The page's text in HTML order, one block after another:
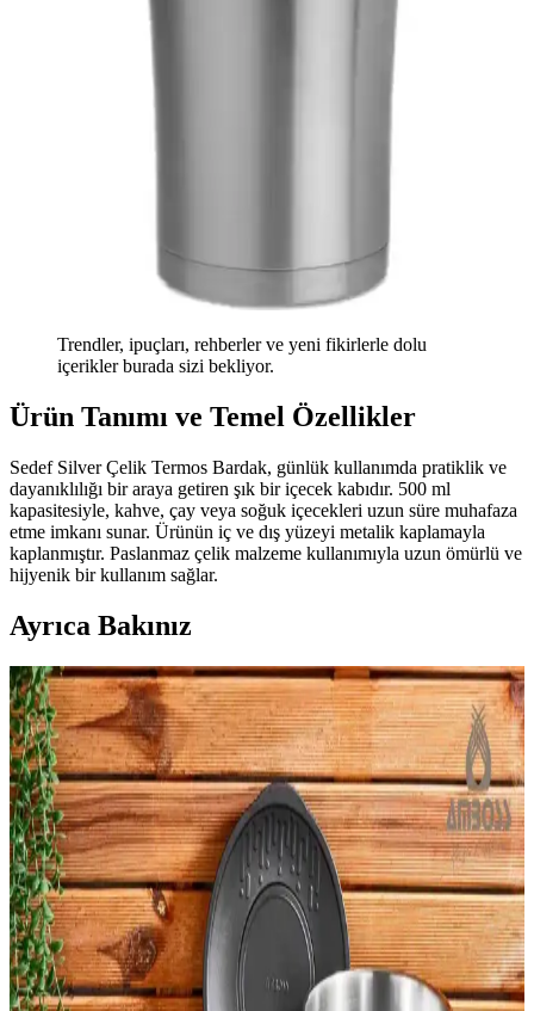
Trendler, ipuçları, rehberler ve yeni fikirlerle dolu
içerikler burada sizi bekliyor.
Ürün Tanımı ve Temel Özellikler
Sedef Silver Çelik Termos Bardak, günlük kullanımda pratiklik ve
dayanıklılığı bir araya getiren şık bir içecek kabıdır. 500 ml
kapasitesiyle, kahve, çay veya soğuk içecekleri uzun süre muhafaza
etme imkanı sunar. Ürünün iç ve dış yüzeyi metalik kaplamayla
kaplanmıştır. Paslanmaz çelik malzeme kullanımıyla uzun ömürlü ve
hijyenik bir kullanım sağlar.
Ayrıca Bakınız
Tavuk Mangal Seçimi ve Kullanımı İçin Güvenilir
ve Dayanıklı Çözüm Rehberi
Tavuk mangallarında paslanmaz çelik, dökme demir ve alüminyum
gibi malzemelerin avantajları ve hijyen kuralları. Uygun model
seçimi ve güvenli kullanım ipuçlarıyla açık hava aktivitelerinizi daha
sağlıklı hale getirin.
Paslanmaz Çelik Pipet Temizleme Fırçası: Sağlıklı ve
Hijyenik Kullanım İçin Pratik Çözüm
Paslanmaz çelik pipetlerin hijyenik kalması için tasarlanmış
temizleme fırçaları, dayanıklı ve esnek yapısıyla kolayca ulaşır, uzun
ömürlü ve sağlıklı kullanım sağlar.